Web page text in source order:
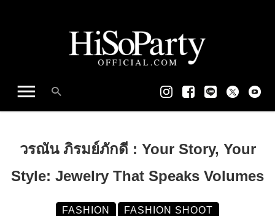
วรณัน ภิรมย์ภักดี : Your Story, Your
Style: Jewelry That Speaks Volumes
FASHION FASHION SHOOT